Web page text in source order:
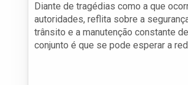
Diante de tragédias como a que
autoridades, reflita sobre a
trânsito e a manutenção constante
conjunto é que se pode esperar a